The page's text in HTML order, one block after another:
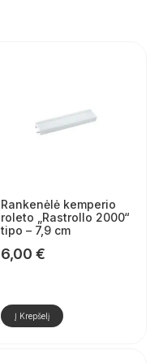
Rankenėlė kemperio
roleto „Rastrollo 2000“
tipo – 7,9 cm
6,00 €
Į Krepšelį